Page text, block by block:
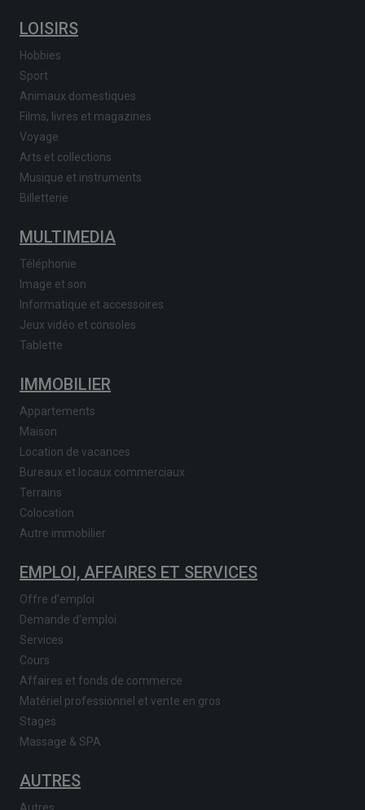
LOISIRS
Hobbies
Sport
Animaux domestiques
Films, livres et magazines
Voyage
Arts et collections
Musique et instruments
Billetterie
MULTIMEDIA
Téléphonie
Image et son
Informatique et accessoires
Jeux vidéo et consoles
Tablette
IMMOBILIER
Appartements
Maison
Location de vacances
Bureaux et locaux commerciaux
Terrains
Colocation
Autre immobilier
EMPLOI, AFFAIRES ET SERVICES
Offre d'emploi
Demande d'emploi
Services
Cours
Affaires et fonds de commerce
Matériel professionnel et vente en gros
Stages
Massage & SPA
AUTRES